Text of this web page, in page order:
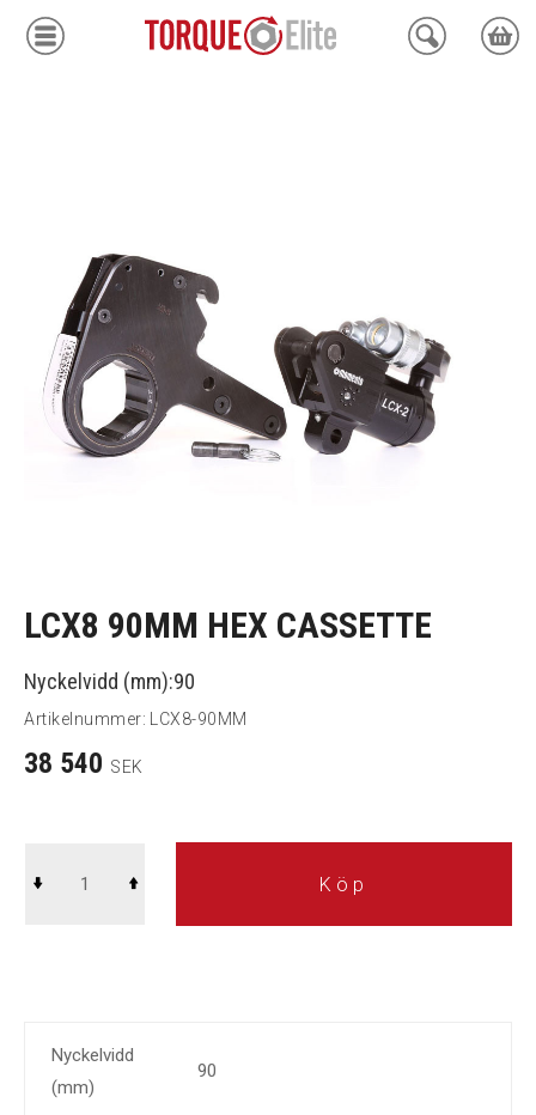
Avdragare
Mätinstrument
Tjänster
Kundcenter
LCX8 90MM HEX CASSETTE
Nyckelvidd (mm):90
Artikelnummer: LCX8-90MM
38 540 SEK
Köp
Nyckelvidd
(mm)
90